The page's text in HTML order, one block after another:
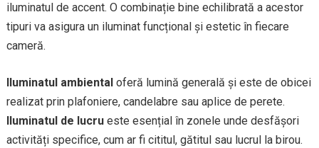
iluminatul de accent. O combinație bine echilibrată a acestor
tipuri va asigura un iluminat funcțional și estetic în fiecare
cameră.
Iluminatul ambiental oferă lumină generală și este de obicei
realizat prin plafoniere, candelabre sau aplice de perete.
Iluminatul de lucrueste esențial în zonele unde desfășori
activități specifice, cum ar fi cititul, gătitul sau lucrul la birou.